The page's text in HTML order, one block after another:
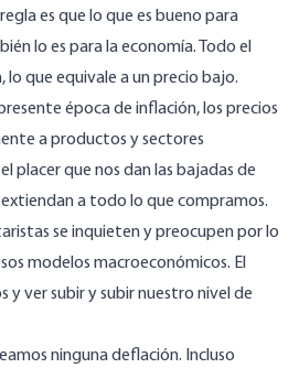
es que lo que es bueno para
lo es para la economía. Todo el
lo que equivale a un precio bajo.
época de inflación, los precios
a productos y sectores
placer que nos dan las bajadas de
a todo lo que compramos.
se inquieten y preocupen por lo
modelos macroeconómicos. El
y ver subir y subir nuestro nivel de
ninguna deflación. Incluso